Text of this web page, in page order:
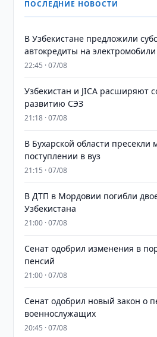
ПОСЛЕДНИЕ НОВОСТИ
В Узбекистане предложили
автокредиты на электромобили
22:45 · 07/08
Узбекистан и JICA расширяют
развитию СЭЗ
21:18 · 07/08
В Бухарской области
поступлении в вуз
21:15 · 07/08
В ДТП в Мордовии погибли
Узбекистана
21:00 · 07/08
Сенат одобрил изменения в
пенсий
21:00 · 07/08
Сенат одобрил новый закон о
военнослужащих
20:45 · 07/08